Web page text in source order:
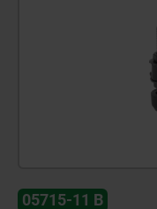
05715-11 B